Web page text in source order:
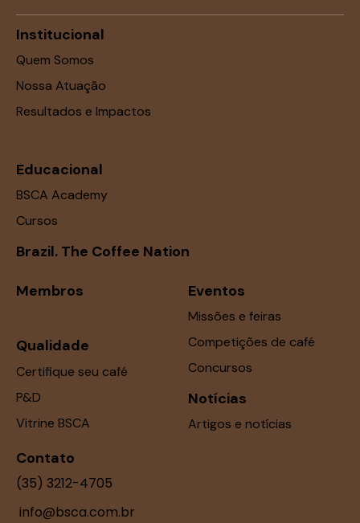
Institucional
Quem Somos
Nossa Atuação
Resultados e Impactos
Educacional
BSCA Academy
Cursos
Brazil. The Coffee Nation
Membros
Qualidade
Certifique seu café
P&D
Vitrine BSCA
Eventos
Missões e feiras
Competições de café
Concursos
Notícias
Artigos e notícias
Contato
(35) 3212-4705
info@bsca.com.br